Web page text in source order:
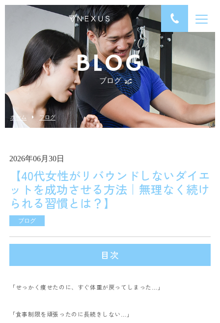
BLOG
ブログ
ホーム ブログ
2026年06月30日
【40代女性がリバウンドしないダイエ
ットを成功させる方法｜無理なく続け
られる習慣とは？】
ブログ
目次
「せっかく痩せたのに、すぐ体重が戻ってしまった…」
「食事制限を頑張ったのに長続きしない…」